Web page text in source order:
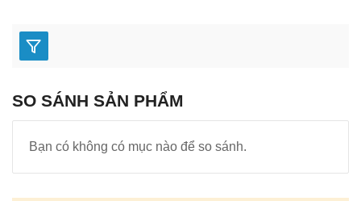
SO SÁNH SẢN PHẨM
Bạn có không có mục nào để so sánh.